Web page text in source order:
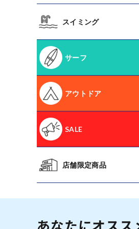
スイミング
サーフ
アウトドア
SALE
店舗限定商品